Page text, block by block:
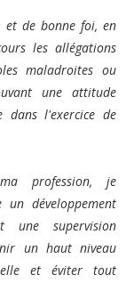
et de bonne foi, en
les allégations
maladroites ou
une attitude
dans l'exercice de
profession, je
un développement
une supervision
un haut niveau
et éviter tout